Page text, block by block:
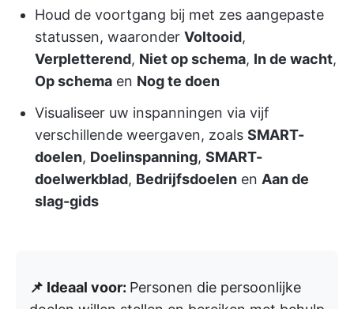
Houd de voortgang bij met zes aangepaste
statussen, waaronder Voltooid,
Verpletterend, Niet op schema, In de wacht,
Op schema en Nog te doen
Visualiseer uw inspanningen via vijf
verschillende weergaven, zoals SMART-
doelen, Doelinspanning, SMART-
doelwerkblad, Bedrijfsdoelen en Aan de
slag-gids
📌 Ideaal voor: Personen die persoonlijke